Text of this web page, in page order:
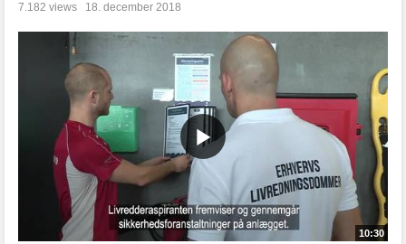
7.182 views 18. december 2018
10:30